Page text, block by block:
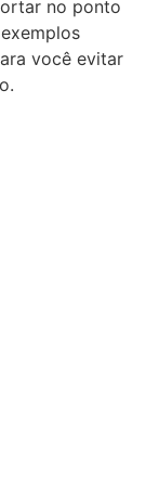
no ponto
você evitar